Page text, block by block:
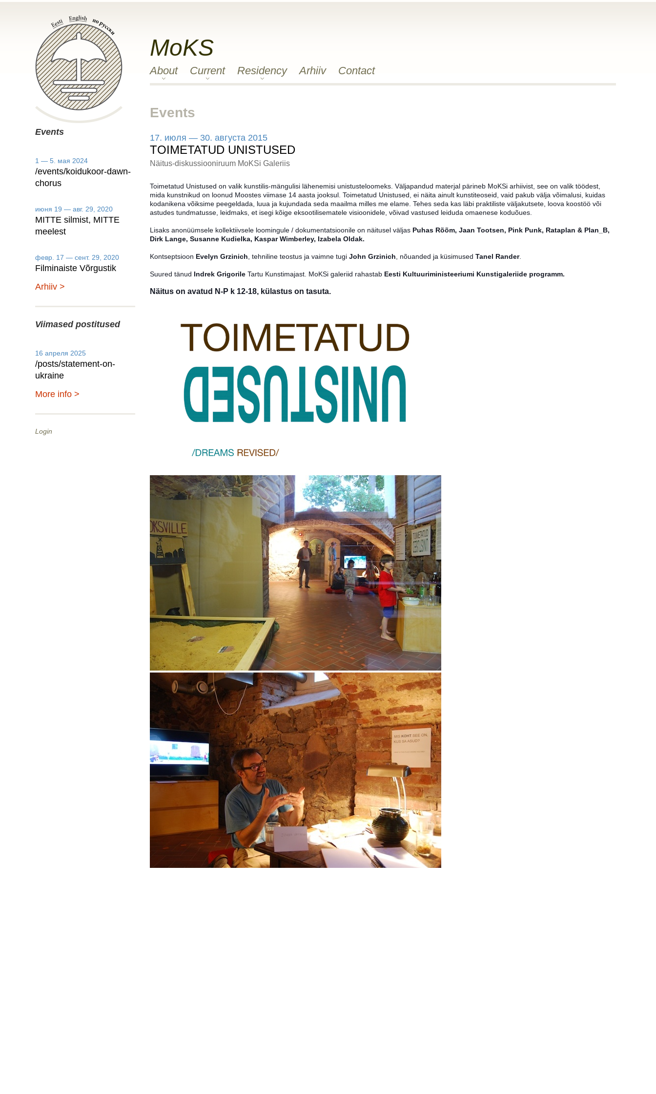
Events
1 — 5. мая 2024
/events/koidukoor-dawn-
chorus
июня 19 — авг. 29, 2020
MITTE silmist, MITTE
meelest
февр. 17 — сент. 29, 2020
Filminaiste Võrgustik
Arhiiv >
Viimased postitused
16 апреля 2025
/posts/statement-on-
ukraine
More info >
Login
MoKS
About Current Residency Arhiiv Contact
Events
17. июля — 30. августа 2015
TOIMETATUD UNISTUSED
Näitus-diskussiooniruum MoKSi Galeriis
Toimetatud Unistused on valik kunstilis-mängulisi lähenemisi unistusteloomeks. Väljapandud materjal pärineb MoKSi arhiivist, see on valik töödest,
mida kunstnikud on loonud Moostes viimase 14 aasta jooksul. Toimetatud Unistused, ei näita ainult kunstiteoseid, vaid pakub välja võimalusi, kuidas
kodanikena võiksime peegeldada, luua ja kujundada seda maailma milles me elame. Tehes seda kas läbi praktiliste väljakutsete, loova koostöö või
astudes tundmatusse, leidmaks, et isegi kõige eksootilisematele visioonidele, võivad vastused leiduda omaenese koduõues.
Lisaks anonüümsele kollektiivsele loomingule / dokumentatsioonile on näitusel väljas Puhas Rõõm, Jaan Tootsen, Pink Punk, Rataplan & Plan_B,
Dirk Lange, Susanne Kudielka, Kaspar Wimberley, Izabela Oldak.
Kontseptsioon Evelyn Grzinich , tehniline teostus ja vaimne tugi John Grzinich , nõuanded ja küsimused Tanel Rander.
Suured tänud Indrek Grigorile Tartu Kunstimajast. MoKSi galeriid rahastab Eesti Kultuuriministeeriumi Kunstigaleriide programm.
Näitus on avatud N-P k 12-18, külastus on tasuta.